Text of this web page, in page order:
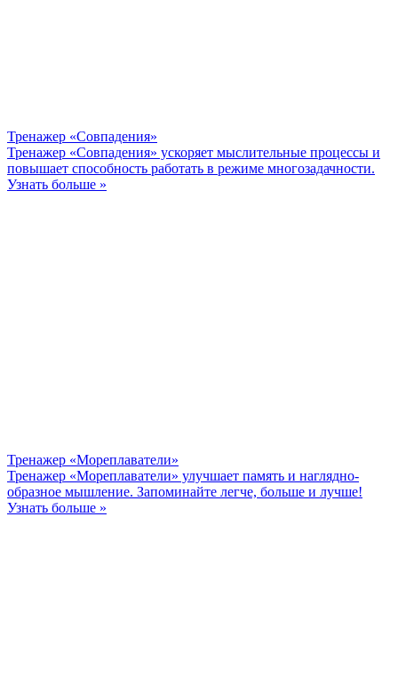
Тренажер «Совпадения»
Тренажер «Совпадения» ускоряет мыслительные процессы и
повышает способность работать в режиме многозадачности.
Узнать больше »
Тренажер «Мореплаватели»
Тренажер «Мореплаватели» улучшает память и наглядно-
образное мышление. Запоминайте легче, больше и лучше!
Узнать больше »